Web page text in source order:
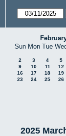
Sun Mon Tue
2 3 4
5
9
10 11
12
16
17 18
19
23
24 25 26
2025